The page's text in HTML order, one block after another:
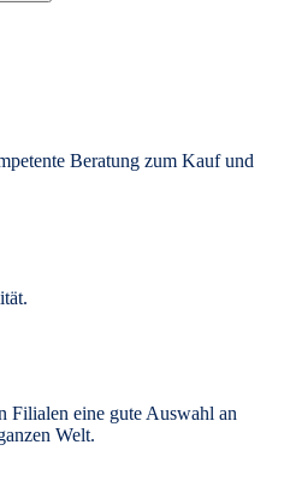
Beratung zum Kauf und
Filialen eine gute Auswahl an
Welt.